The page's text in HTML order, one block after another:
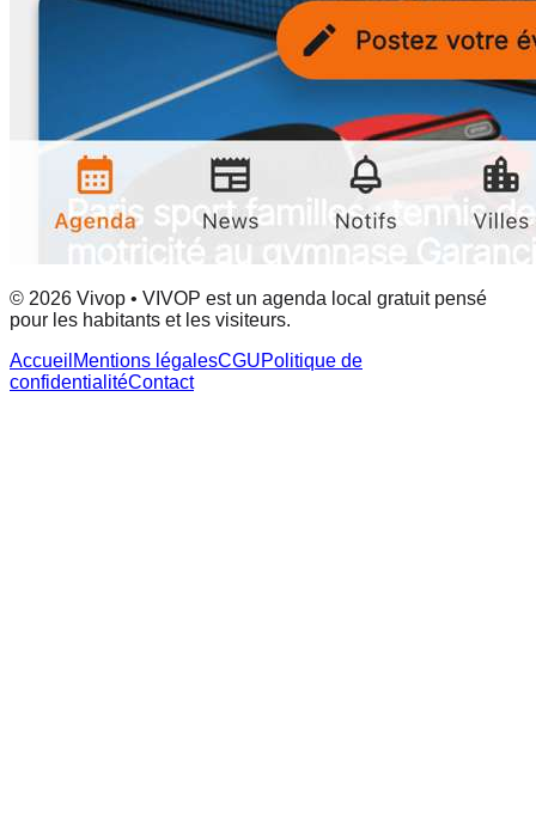
© 2026 Vivop • VIVOP est un agenda local gratuit pensé
pour les habitants et les visiteurs.
Accueil Mentions légalesCGUPolitique de
confidentialitéContact